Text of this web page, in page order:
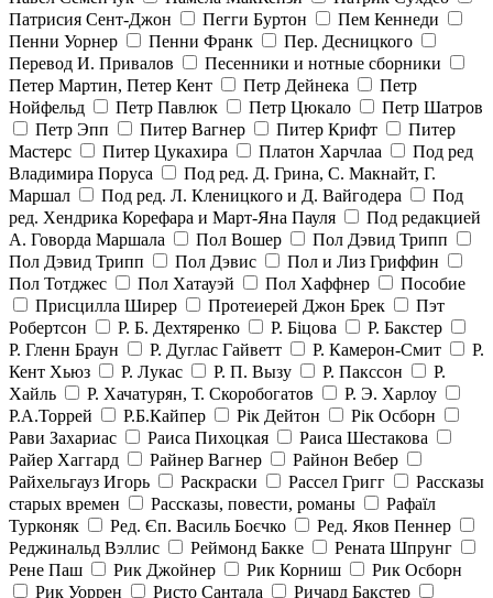
Патрисия Сент-Джон
Пегги Буртон
Пем Кеннеди
Пенни Уорнер
Пенни Франк
Пер. Десницкого
Перевод И. Привалов
Песенники и нотные сборники
Петер Мартин, Петер Кент
Петр Дейнека
Петр
Нойфельд
Петр Павлюк Петр Цюкало
Петр Шатров
Петр Эпп
Питер Вагнер Питер Крифт
Питер
Мастерс
Питер Цукахира Платон Харчлаа
Под ред
Владимира Поруса
Под ред. Д. Грина, С. Макнайт, Г.
Маршал
Под ред. Л. Кленицкого и Д. Вайгодера
Под
ред. Хендрика Корефара и Март-Яна Пауля
Под редакцией
А. Говорда Маршала
Пол Вошер
Пол Дэвид Трипп
Пол Дэвид Трипп
Пол Дэвис
Пол и Лиз Гриффин
Пол Тотджес
Пол Хатауэй Пол Хаффнер
Пособие
Присцилла Ширер
Протеиерей Джон Брек
Пэт
Робертсон
Р. Б. Дехтяренко Р. Біцова
Р. Бакстер
Р. Гленн Браун
Р. Дуглас Гайветт Р. Камерон-Смит
Р.
Кент Хьюз
Р. Лукас Р. П. Вызу Р. Пакссон
Р.
Хайль
Р. Хачатурян, Т. Скоробогатов
Р. Э. Харлоу
Р.А.Торрей
Р.Б.Кайпер Рік Дейтон
Рік Осборн
Рави Захариас
Раиса Пихоцкая
Раиса Шестакова
Райер Хаггард
Райнер Вагнер
Райнон Вебер
Райхельгауз Игорь
Раскраски Рассел Григг
Рассказы
старых времен
Рассказы, повести, романы
Рафаїл
Турконяк
Ред. Єп. Василь Боєчко
Ред. Яков Пеннер
Реджинальд Вэллис
Реймонд Бакке
Рената Шпрунг
Рене Паш
Рик Джойнер Рик Корниш
Рик Осборн
Рик Уоррен
Ристо Сантала Ричард Бакстер